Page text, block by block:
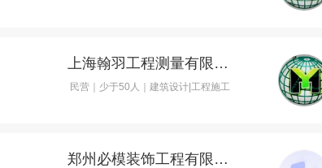
上海翰羽工程测量有限公司
民营｜少于50人｜建筑设计|工程施工
郑州必模装饰工程有限公司